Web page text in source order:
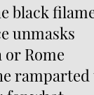
black
unmasks
Rome